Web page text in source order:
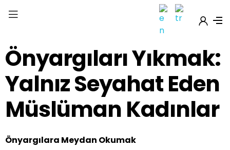
Önyargıları Yıkmak:
Yalnız Seyahat Eden
Müslüman Kadınlar
Önyargılara Meydan Okumak